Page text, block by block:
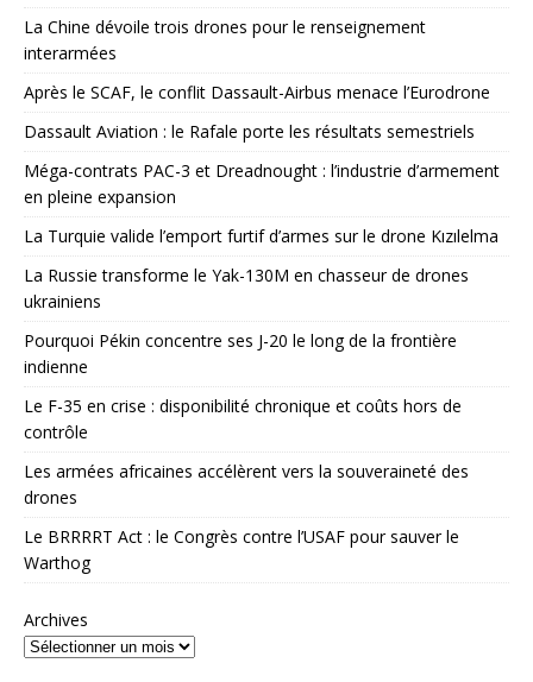
La Chine dévoile trois drones pour le renseignement
interarmées
Après le SCAF, le conflit Dassault-Airbus menace l’Eurodrone
Dassault Aviation : le Rafale porte les résultats semestriels
Méga-contrats PAC-3 et Dreadnought : l’industrie d’armement
en pleine expansion
La Turquie valide l’emport furtif d’armes sur le drone Kızılelma
La Russie transforme le Yak-130M en chasseur de drones
ukrainiens
Pourquoi Pékin concentre ses J-20 le long de la frontière
indienne
Le F-35 en crise : disponibilité chronique et coûts hors de
contrôle
Les armées africaines accélèrent vers la souveraineté des
drones
Le BRRRRT Act : le Congrès contre l’USAF pour sauver le
Warthog
Archives